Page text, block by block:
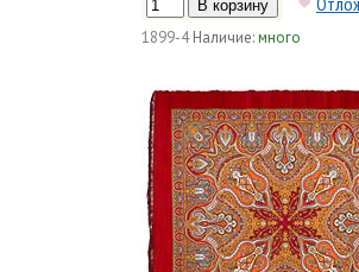
1899-4 Наличие:много